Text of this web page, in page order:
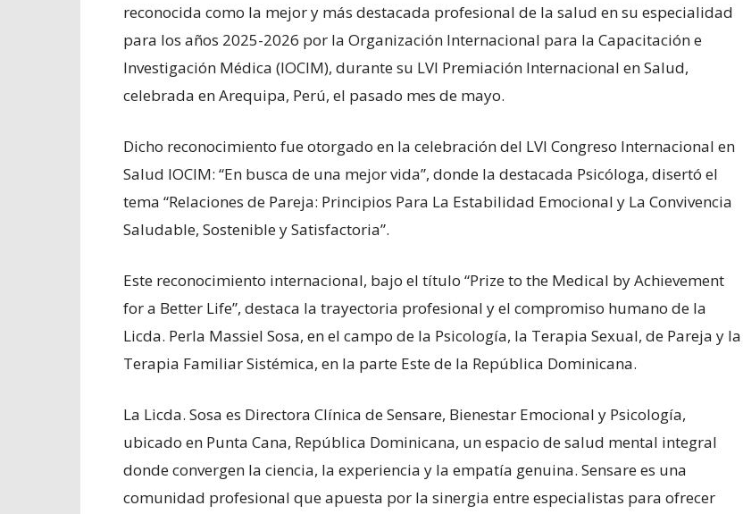
reconocida como la mejor y más destacada profesional de la salud en su especialidad
para los años 2025-2026 por la Organización Internacional para la Capacitación e
Investigación Médica (IOCIM), durante su LVI Premiación Internacional en Salud,
celebrada en Arequipa, Perú, el pasado mes de mayo.
Dicho reconocimiento fue otorgado en la celebración del LVI Congreso Internacional en
Salud IOCIM: “En busca de una mejor vida”, donde la destacada Psicóloga, disertó el
tema “Relaciones de Pareja: Principios Para La Estabilidad Emocional y La Convivencia
Saludable, Sostenible y Satisfactoria”.
Este reconocimiento internacional, bajo el título “Prize to the Medical by Achievement
for a Better Life”, destaca la trayectoria profesional y el compromiso humano de la
Licda. Perla Massiel Sosa, en el campo de la Psicología, la Terapia Sexual, de Pareja y la
Terapia Familiar Sistémica, en la parte Este de la República Dominicana.
La Licda. Sosa es Directora Clínica de Sensare, Bienestar Emocional y Psicología,
ubicado en Punta Cana, República Dominicana, un espacio de salud mental integral
donde convergen la ciencia, la experiencia y la empatía genuina. Sensare es una
comunidad profesional que apuesta por la sinergia entre especialistas para ofrecer